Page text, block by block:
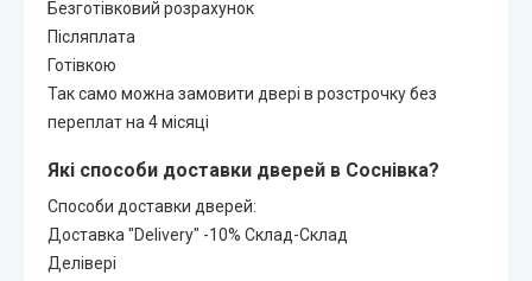
Безготівковий розрахунок
Післяплата
Готівкою
Так само можна замовити двері в розстрочку без
переплат на 4 місяці
Які способи доставки дверей в Соснівка?
Способи доставки дверей:
Доставка "Delivery" -10% Склад-Склад
Делівері